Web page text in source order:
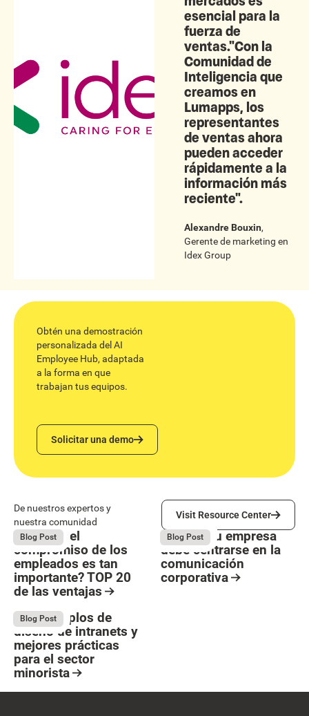
esencial para la
fuerza de
ventas."Con la
Comunidad de
Inteligencia que
creamos en
Lumapps, los
representantes
de ventas ahora
pueden acceder
rápidamente a la
información más
reciente".
Alexandre Bouxin,
Gerente de marketing en
Idex Group
Obtén una demostración
personalizada del AI
Employee Hub, adaptada
a la forma en que
trabajan tus equipos.
Solicitar una demo
Solicitar una demo
Button Text
De nuestros expertos y
nuestra comunidad
Visit Resource Center
Visit Resource Center
May 27, 2026
Blog Post
¿Por qué el
compromiso de los
empleados es tan
importante? TOP 20
de las ventajas
May 27, 2026
Blog Post
Por qué tu empresa
debe centrarse en la
comunicación
corporativa
May 27, 2026
Blog Post
10+ Ejemplos de
diseño de intranets y
mejores prácticas
para el sector
minorista